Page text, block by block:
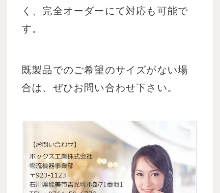
く、完全オーダーにて対応も可能で
す。
既製品でのご希望のサイズがない場
合は、ぜひお問い合わせ下さい。